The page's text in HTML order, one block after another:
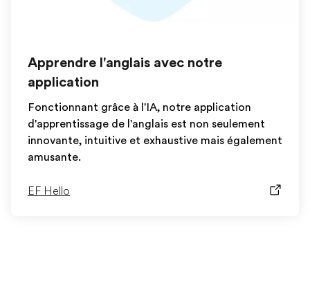
Apprendre l'anglais avec notre
application
Fonctionnant grâce à l'IA, notre application
d'apprentissage de l'anglais est non seulement
innovante, intuitive et exhaustive mais également
amusante.
EF Hello